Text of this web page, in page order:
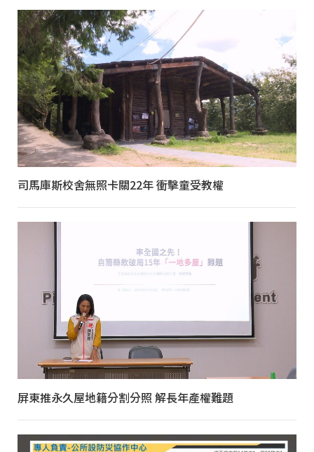
司馬庫斯校舍無照卡關22年 衝擊童受教權
屏東推永久屋地籍分割分照 解長年產權難題